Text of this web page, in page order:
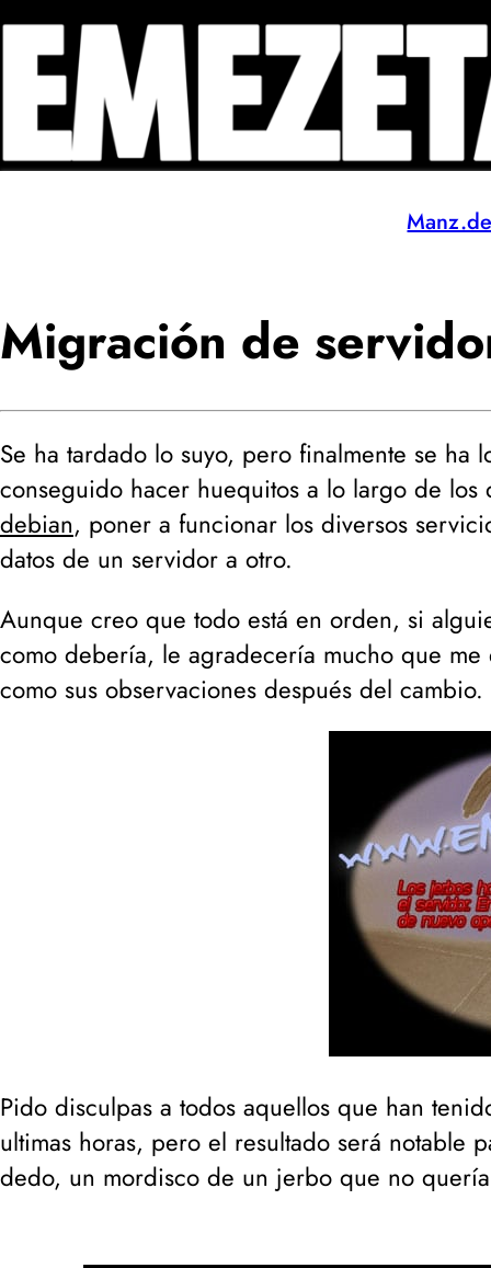
Migración de
Se ha tardado lo suyo, pero finalmente se ha
conseguido hacer huequitos a lo largo de
debian, poner a funcionar los diversos
datos de un servidor a otro.
Aunque creo que todo está en orden, si
como debería, le agradecería mucho que
como sus observaciones después del cambio.
Pido disculpas a todos aquellos que han
ultimas horas, pero el resultado será notable
dedo, un mordisco de un jerbo que no